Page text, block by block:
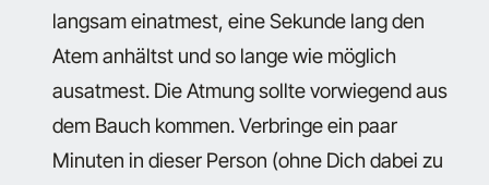
langsam einatmest, eine Sekunde lang den
Atem anhältst und so lange wie möglich
ausatmest. Die Atmung sollte vorwiegend aus
dem Bauch kommen. Verbringe ein paar
Minuten in dieser Person (ohne Dich dabei zu